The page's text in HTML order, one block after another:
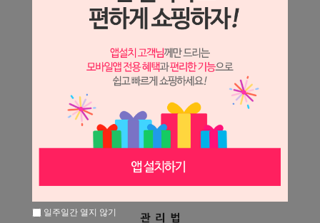
일주일간 열지 않기